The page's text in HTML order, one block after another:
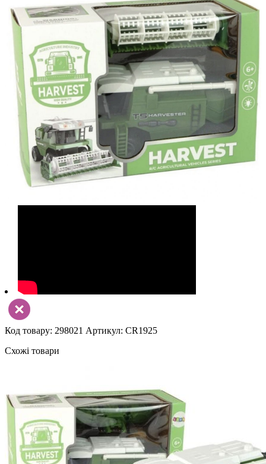
Код товару: 298021 Артикул: CR1925
Схожі товари